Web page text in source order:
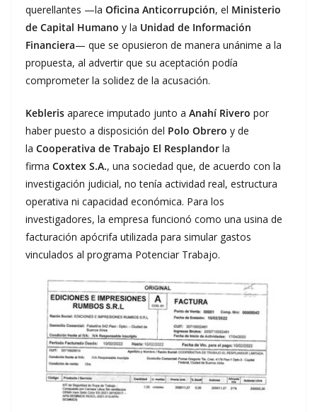
querellantes —la Oficina Anticorrupción, el Ministerio
de Capital Humano y la Unidad de Información
Financiera— que se opusieron de manera unánime a la
propuesta, al advertir que su aceptación podía
comprometer la solidez de la acusación.
Kebleris aparece imputado junto a Anahí Rivero por
haber puesto a disposición del Polo Obrero y de
la Cooperativa de Trabajo El Resplandor la
firma Coxtex S.A., una sociedad que, de acuerdo con la
investigación judicial, no tenía actividad real, estructura
operativa ni capacidad económica. Para los
investigadores, la empresa funcionó como una usina de
facturación apócrifa utilizada para simular gastos
vinculados al programa Potenciar Trabajo.